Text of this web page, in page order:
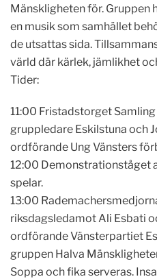
Mänskligheten för. Gruppen
en musik som samhället
de utsattas sida.
värld där kärlek, jämlikhet
Tider:
11:00 Fristadstorget
gruppledare Eskilstuna och
ordförande Ung Vänsters
12:00 Demonstrationståget
spelar.
13:00
riksdagsledamot Ali Esbati
ordförande Vänsterpartiet
gruppen Halva
Soppa och fika serveras.